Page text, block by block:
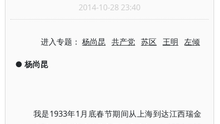
2014-10-28 23:40
进入专题：杨尚昆 共产党 苏区 王明 左倾
● 杨尚昆
我是1933年1月底春节期间从上海到达江西瑞金